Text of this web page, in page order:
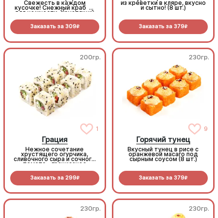
Свежесть в каждом
кусочке! Снежный краб —
для нежности. Хрустящий
сочности. Икра масаго —
для яркого вкуса (8 шт.)
Заказать за 309R
из креветки в кляре, вкусно
и сытно! (8 шт.)
Заказать за 379R
200гр.
1
Грация
Нежное сочетание
хрустящего огурчика,
сливочного сыра и сочного
томата - грациозное
Заказать за 299R
230гр.
9
Горячий тунец
Вкусный тунец в рисе с
оранжевой масаго под
сырным соусом (8 шт.)
Заказать за 379R
230гр. 230гр.